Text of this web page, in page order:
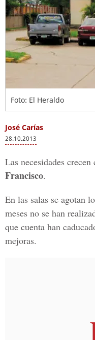
Foto: El Heraldo
José Carías
28.10.2013
Las necesidades
Francisco.
En las salas se agotan
meses no se han
que cuenta han
mejoras.